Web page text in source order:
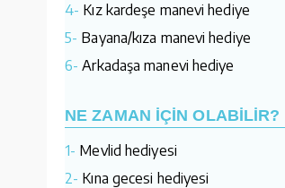
4- Kız kardeşe manevi hediye
5- Bayana/kıza manevi hediye
6- Arkadaşa manevi hediye
NE ZAMAN İÇİN OLABİLİR?
1- Mevlid hediyesi
2- Kına gecesi hediyesi